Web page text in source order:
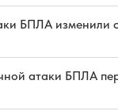
БПЛА изменили
атаки БПЛА